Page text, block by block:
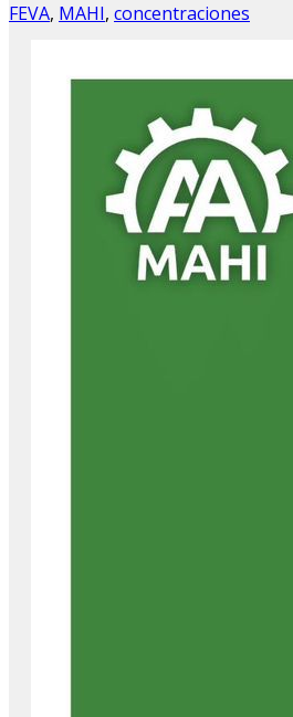
FEVA, MAHI, concentraciones